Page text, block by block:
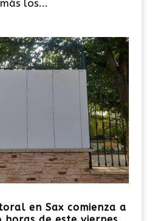
los...
en Sax comienza a